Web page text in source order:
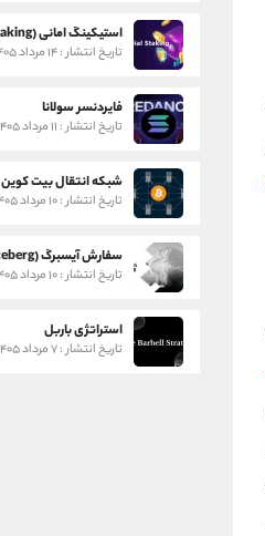
استیکینگ امانی (Custodial Staking)
تاریخ انتشار : ۱۴ مرداد ۱۴۰۵
فایردنسر سولانا
تاریخ انتشار : ۱۱ مرداد ۱۴۰۵
شبکه انتقال بیت کوین
تاریخ انتشار : ۱۰ مرداد ۱۴۰۵
سفارش آیسبرگ (Iceberg)
تاریخ انتشار : ۱۰ مرداد ۱۴۰۵
استراتژی باربل
تاریخ انتشار : ۷ مرداد ۱۴۰۵